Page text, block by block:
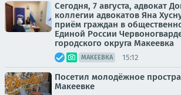
Сегодня, 7 августа, адвокат
коллегии адвокатов Яна
приём граждан в
Единой России
городского округа Макеевка
МАКЕЕВКА 15:12
Посетил молодёжное
Макеевке